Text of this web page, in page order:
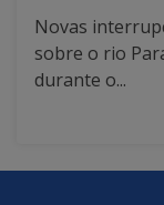
Novas
sobre o rio
durante o...